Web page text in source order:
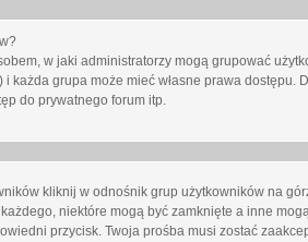
w jaki administratorzy mogą grupować
każda grupa może mieć własne prawa
do prywatnego forum itp.
kliknij w odnośnik grup użytkowników na
niektóre mogą być zamknięte a inne
przycisk. Twoja prośba musi zostać